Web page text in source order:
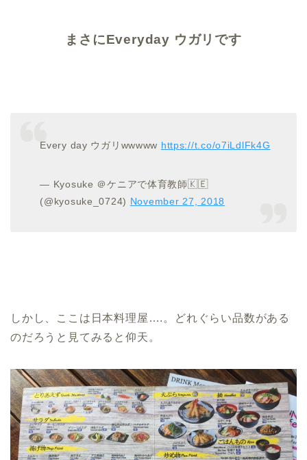
まさにEveryday ウガリです
Every day ウガリwwwww https://t.co/o7iLdlFk4G
— Kyosuke ＠ケニアで体育教師🇰🇪
(@kyosuke_0724) November 27, 2018
しかし、ここは日本料理屋….。どれぐらい品数がある
のだろうと見てみると仰天。